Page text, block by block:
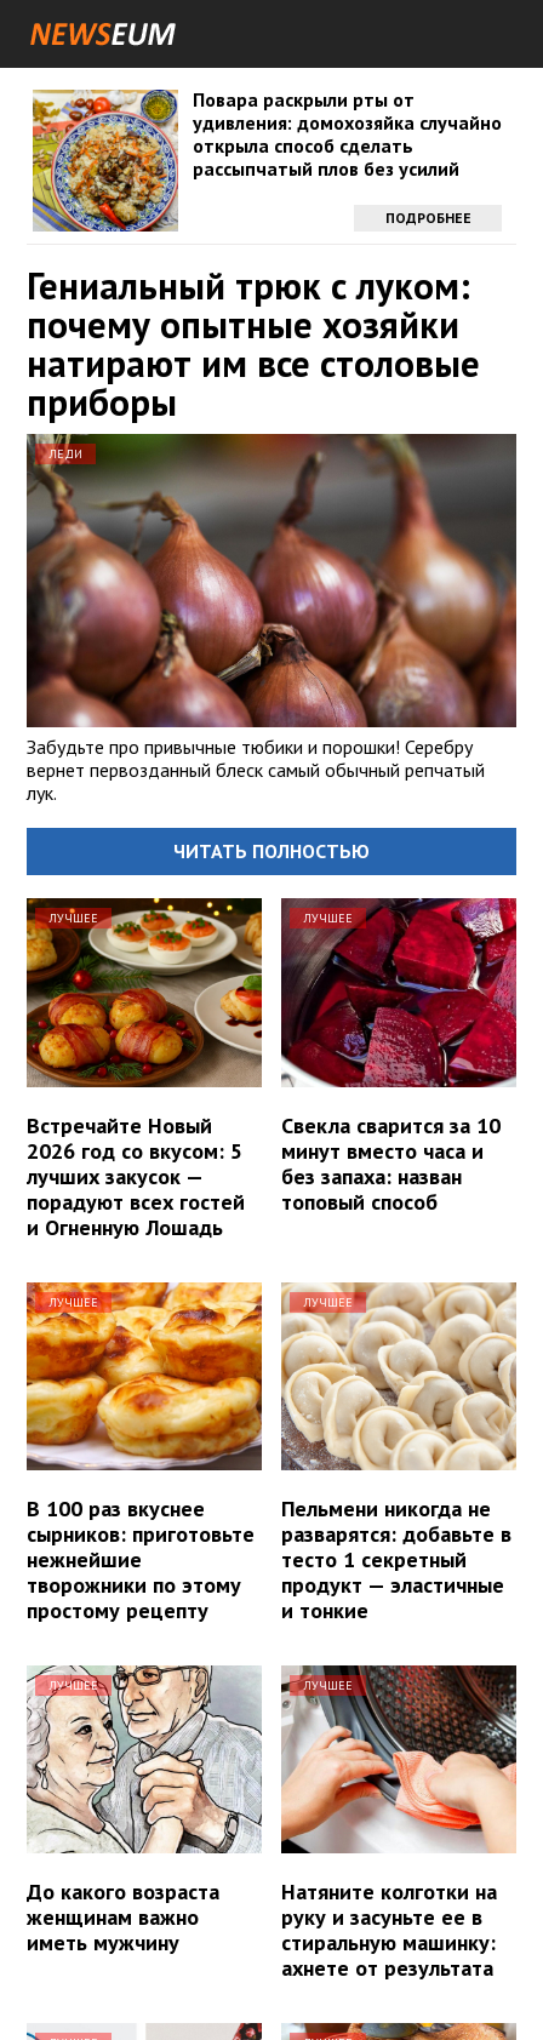
Повара раскрыли рты от
удивления: домохозяйка случайно
открыла способ сделать
рассыпчатый плов без усилий
ПОДРОБНЕЕ
Гениальный трюк с луком:
почему опытные хозяйки
натирают им все столовые
приборы
ЛЕДИ
Забудьте про привычные тюбики и порошки! Серебру
вернет первозданный блеск самый обычный репчатый
лук.
ЧИТАТЬ ПОЛНОСТЬЮ
ЛУЧШЕЕ
Встречайте Новый
2026 год со вкусом: 5
лучших закусок —
порадуют всех гостей
и Огненную Лошадь
ЛУЧШЕЕ
Свекла сварится за 10
минут вместо часа и
без запаха: назван
топовый способ
ЛУЧШЕЕ
В 100 раз вкуснее
сырников: приготовьте
нежнейшие
творожники по этому
простому рецепту
ЛУЧШЕЕ
Пельмени никогда не
разварятся: добавьте в
тесто 1 секретный
продукт — эластичные
и тонкие
ЛУЧШЕЕ
До какого возраста
женщинам важно
иметь мужчину
ЛУЧШЕЕ
Натяните колготки на
руку и засуньте ее в
стиральную машинку:
ахнете от результата